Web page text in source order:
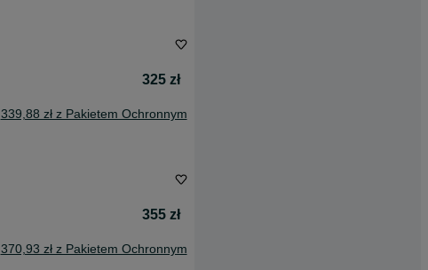
325 zł
339,88 zł z Pakietem Ochronnym
355 zł
370,93 zł z Pakietem Ochronnym